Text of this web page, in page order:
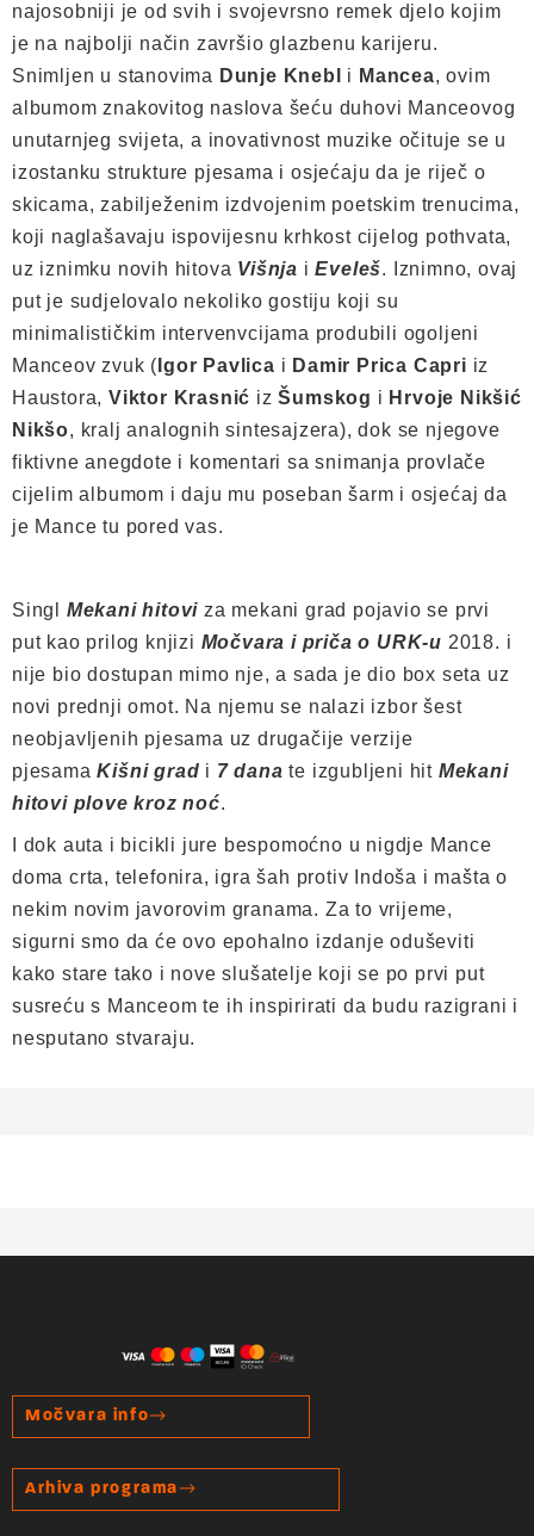
najosobniji je od svih i svojevrsno remek djelo kojim
je na najbolji način završio glazbenu karijeru.
Snimljen u stanovima Dunje Knebl i Mancea, ovim
albumom znakovitog naslova šeću duhovi Manceovog
unutarnjeg svijeta, a inovativnost muzike očituje se u
izostanku strukture pjesama i osjećaju da je riječ o
skicama, zabilježenim izdvojenim poetskim trenucima,
koji naglašavaju ispovijesnu krhkost cijelog pothvata,
uz iznimku novih hitova Višnja iEveleš. Iznimno, ovaj
put je sudjelovalo nekoliko gostiju koji su
minimalističkim intervenvcijama produbili ogoljeni
Manceov zvuk ( Igor Pavlica i Damir Prica Capri iz
Haustora,Viktor Krasnić izŠumskog i Hrvoje Nikšić
Nikšo, kralj analognih sintesajzera), dok se njegove
fiktivne anegdote i komentari sa snimanja provlače
cijelim albumom i daju mu poseban šarm i osjećaj da
je Mance tu pored vas.
Singl Mekani hitovi za mekani grad pojavio se prvi
put kao prilog knjizi Močvara i priča o URK-u 2018. i
nije bio dostupan mimo nje, a sada je dio box seta uz
novi prednji omot. Na njemu se nalazi izbor šest
neobjavljenih pjesama uz drugačije verzije
pjesamaKišni grad i 7 dana te izgubljeni hit Mekani
hitovi plove kroz noć.
I dok auta i bicikli jure bespomoćno u nigdje Mance
doma crta, telefonira, igra šah protiv Indoša i mašta o
nekim novim javorovim granama. Za to vrijeme,
sigurni smo da će ovo epohalno izdanje oduševiti
kako stare tako i nove slušatelje koji se po prvi put
susreću s Manceom te ih inspirirati da budu razigrani i
nesputano stvaraju.
Močvara info
Arhiva programa